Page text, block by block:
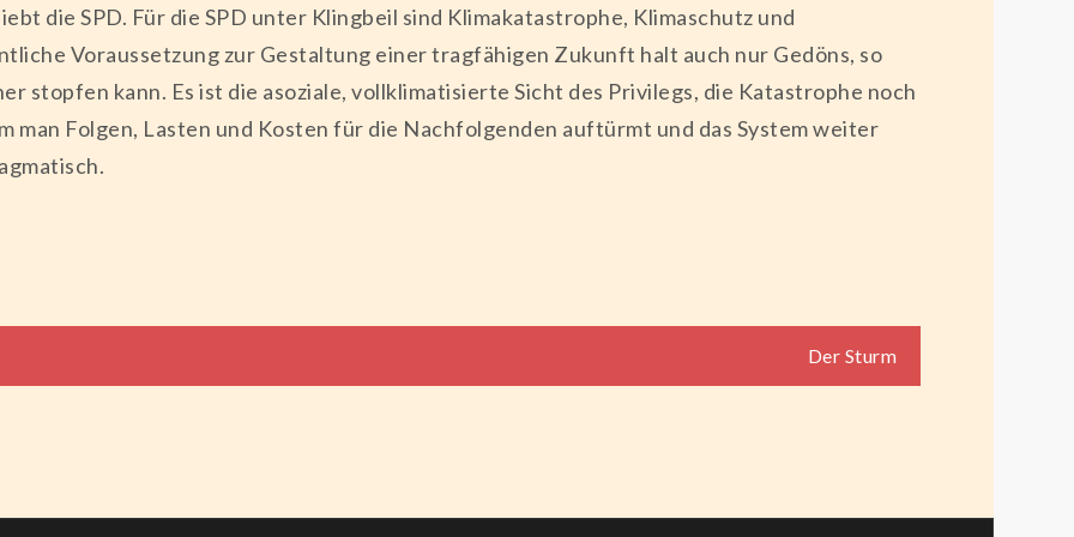
die SPD. Für die SPD unter Klingbeil sind Klimakatastrophe, Klimaschutz und
Voraussetzung zur Gestaltung einer tragfähigen Zukunft halt auch nur Gedöns, so
stopfen kann. Es ist die asoziale, vollklimatisierte Sicht des Privilegs, die Katastrophe noch
man Folgen, Lasten und Kosten für die Nachfolgenden auftürmt und das System weiter
Der Sturm